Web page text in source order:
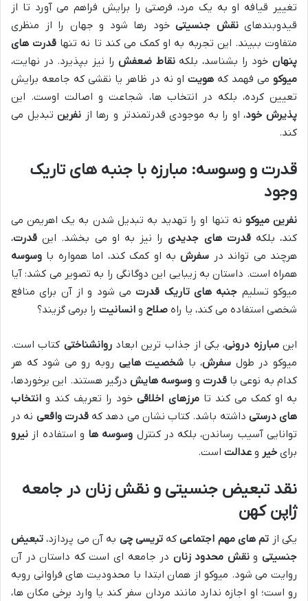
تغییر قیافه او به یک مرد، فرصتی را برایش فراهم می آورد تا از
قیدوبندهاینقش جنسیتی خود رها شود و جهان را از منظری
متفاوت ببیند. این تجربه به او کمک می کند تا نه تنها قدرت های
پنهانخود را بشناسد، بلکهنقاط ضعفشرا نیز بپذیرد. در نهایت،
میوکو می فهمد که هویت او نه در ظاهر یا نقشی که جامعه برایش
تعیین کرده، بلکه در انتخاب ها، شجاعت و اصالت اوست. این
پذیرش خود، او را به موجودی قدرتمندتر و رها از نفرینتبدیل می
کند.
قدرت و وسوسه: مبارزه با جنبه های تاریک
وجود
نفرین میوکو نه تنها او را تهدید به تبدیل شدن به یک اهریمن می
کند، بلکهقدرت های جدیدیرا نیز به او می بخشد. این قدرت،
هرچند می تواند در سفرشبه او کمک کند، اما همواره با وسوسه
همراه است. داستان به زیبایی این دوگانگی را به تصویر می کشد: آیا
میوکو تسلیم جنبه های تاریک قدرت می شود و از آن برای منافع
شخصی استفاده می کند، یا راه صلاح و انسانیت را برمی گزیند؟
اینمبارزه درونی، یکی از جذاب ترین ابعادروانشناختی کتاب است.
میوکو در طول سفرش، با شخصیت هایی روبه رو می شود که هر
کدام به نوعی باقدرت و وسوسه هایشدرگیر هستند. این برخوردها،
به او کمک می کند تامرزهای اخلاقیخود را تعریف کند و انتخاب
های درستی داشته باشد. کتاب نشان می دهد کهقدرت واقعی نه در
توانایی آسیب رساندن، بلکه در کنترل وسوسه ها و استفاده از نیرو
برای خیر و عدالت است.
نقد تبعیض جنسیتی و نقش زنان در جامعه
ژاپن کهن
یکی از تم های مهم اجتماعیکهتریسی چی به آن می پردازد، تبعیض
جنسیتیونقش محدود زنان در جامعه ای است که داستان در آن
روایت می شود. میوکو از همان ابتدا با محدودیت های فراوانی روبه
رو است؛ او اجازه ندارد مانند مردان سفر کند یا وارد برخی مکان ها،